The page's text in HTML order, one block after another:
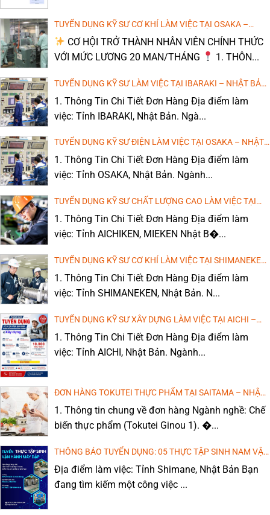
TUYỂN DỤNG KỸ SƯ CƠ KHÍ LÀM VIỆC TẠI OSAKA –
NHẬT BẢN (LƯƠNG CAO, MIỄN PHÍ ĐÀO TẠO TIẾNG)
CƠ HỘI TRỞ THÀNH NHÂN VIÊN CHÍNH THỨC
VỚI MỨC LƯƠNG 20 MAN/THÁNG
1. THÔN...
TUYỂN DỤNG KỸ SƯ LÀM VIỆC TẠI IBARAKI – NHẬT BẢN
(LƯƠNG CAO, MIỄN PHÍ ĐÀO TẠO TIẾNG)
1. Thông Tin Chi Tiết Đơn Hàng Địa điểm làm
việc: Tỉnh IBARAKI, Nhật Bản. Ngà...
TUYỂN DỤNG KỸ SƯ ĐIỆN LÀM VIỆC TẠI OSAKA – NHẬT
BẢN (LƯƠNG CAO, MIỄN PHÍ ĐÀO TẠO TIẾNG)
1. Thông Tin Chi Tiết Đơn Hàng Địa điểm làm
việc: Tỉnh OSAKA, Nhật Bản. Ngành...
TUYỂN DỤNG KỸ SƯ CHẤT LƯỢNG CAO LÀM VIỆC TẠI
AICHIKEN, MIEKEN – NHẬT BẢN
1. Thông Tin Chi Tiết Đơn Hàng Địa điểm làm
việc: Tỉnh AICHIKEN, MIEKEN Nhật B�...
TUYỂN DỤNG KỸ SƯ CƠ KHÍ LÀM VIỆC TẠI SHIMANEKEN
– NHẬT BẢN (LƯƠNG CAO, MIỄN PHÍ ĐÀO TẠO TIẾNG)
1. Thông Tin Chi Tiết Đơn Hàng Địa điểm làm
việc: Tỉnh SHIMANEKEN, Nhật Bản. N...
TUYỂN DỤNG KỸ SƯ XÂY DỰNG LÀM VIỆC TẠI AICHI –
NHẬT BẢN (LƯƠNG CAO, MIỄN PHÍ ĐÀO TẠO TIẾNG)
1. Thông Tin Chi Tiết Đơn Hàng Địa điểm làm
việc: Tỉnh AICHI, Nhật Bản. Ngành...
ĐƠN HÀNG TOKUTEI THỰC PHẨM TẠI SAITAMA – NHẬT
BẢN: CHI PHÍ THẤP, THU NHẬP CAO!
1. Thông tin chung về đơn hàng Ngành nghề: Chế
biến thực phẩm (Tokutei Ginou 1). �...
THÔNG BÁO TUYỂN DỤNG: 05 THỰC TẬP SINH NAM VẬN
HÀNH MÁY DẬP, DÁN KEO
Địa điểm làm việc: Tỉnh Shimane, Nhật Bản Bạn
đang tìm kiếm một công việc ...